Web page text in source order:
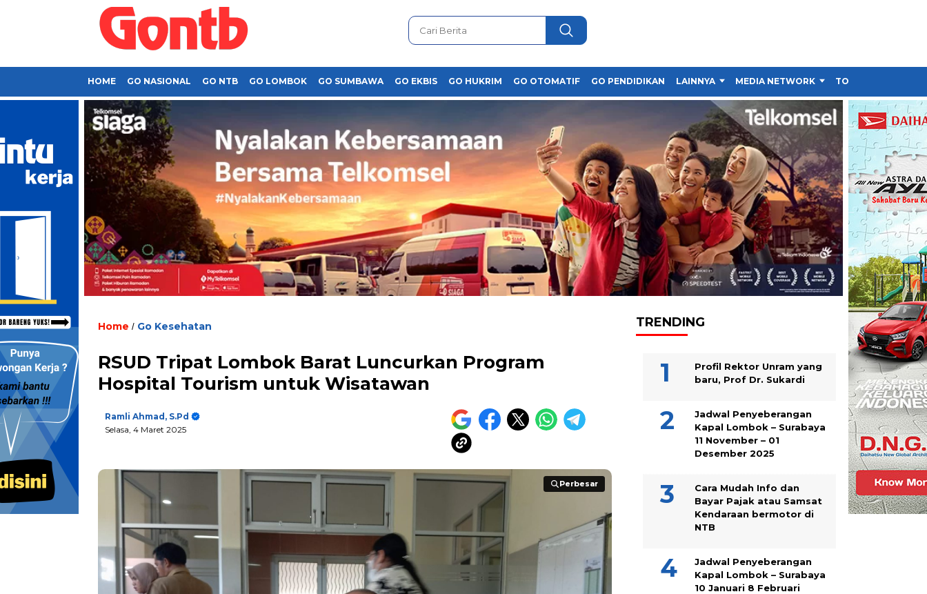
HOME GO NASIONAL GO NTB GO LOMBOK GO SUMBAWA GO EKBIS GO HUKRIM GO OTOMATIF GO PENDIDIKAN LAINNYA MEDIA NETWORK TOKO
Home / Go Kesehatan
RSUD Tripat Lombok Barat Luncurkan Program
Hospital Tourism untuk Wisatawan
Ramli Ahmad, S.Pd
Selasa, 4 Maret 2025
Perbesar
Perbesar
TRENDING
Profil Rektor Unram yang
baru, Prof Dr. Sukardi
Jadwal Penyeberangan
Kapal Lombok – Surabaya
11 November – 01
Desember 2025
Cara Mudah Info dan
Bayar Pajak atau Samsat
Kendaraan bermotor di
NTB
Jadwal Penyeberangan
Kapal Lombok – Surabaya
10 Januari 8 Februari